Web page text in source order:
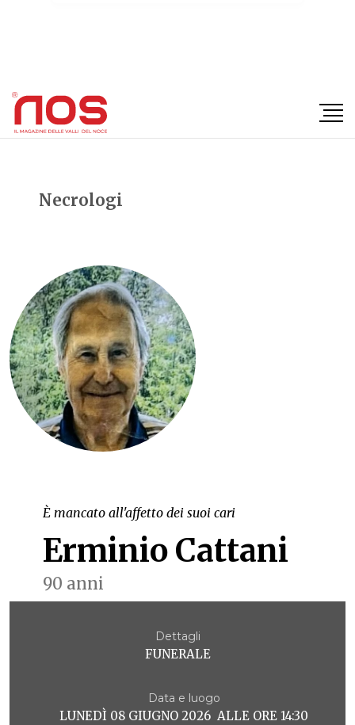
Necrologi
È mancato all'affetto dei suoi cari
Erminio Cattani
90 anni
Dettagli
FUNERALE
Data e luogo
LUNEDÌ 08 GIUGNO 2026 ALLE ORE 14:30